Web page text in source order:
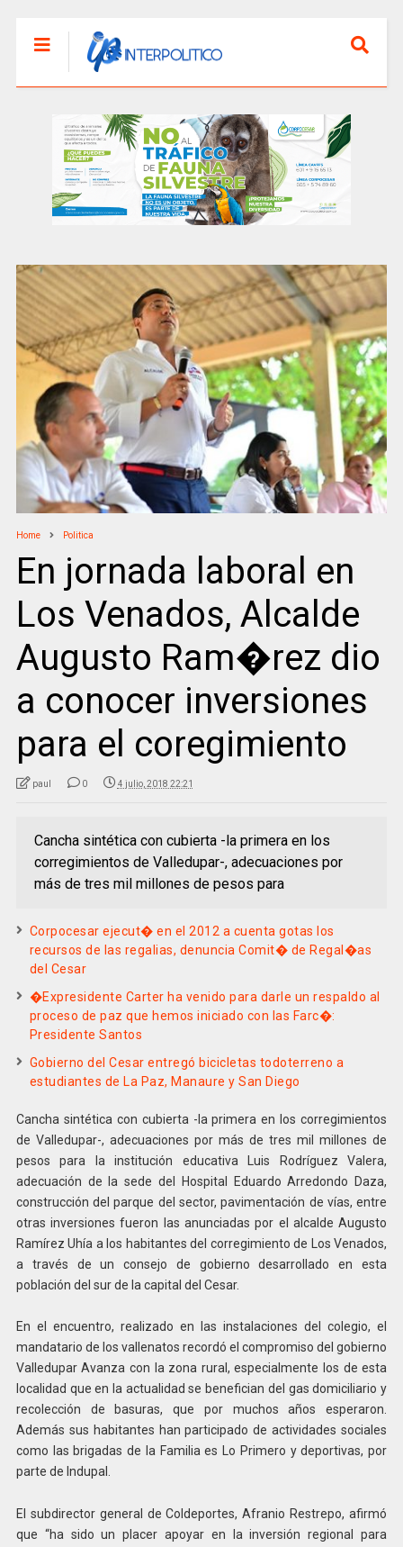
Home Politica
En jornada laboral en
Los Venados, Alcalde
Augusto Ram�rez dio
a conocer inversiones
para el coregimiento
paul 0 4 julio, 2018 22:21
Cancha sintética con cubierta -la primera en los
corregimientos de Valledupar-, adecuaciones por
más de tres mil millones de pesos para
Corpocesar ejecut� en el 2012 a cuenta gotas los
recursos de las regalias, denuncia Comit� de Regal�as
del Cesar
�Expresidente Carter ha venido para darle un respaldo al
proceso de paz que hemos iniciado con las Farc�:
Presidente Santos
Gobierno del Cesar entregó bicicletas todoterreno a
estudiantes de La Paz, Manaure y San Diego
Cancha sintética con cubierta -la primera en los corregimientos
de Valledupar-, adecuaciones por más de tres mil millones de
pesos para la institución educativa Luis Rodríguez Valera,
adecuación de la sede del Hospital Eduardo Arredondo Daza,
construcción del parque del sector, pavimentación de vías, entre
otras inversiones fueron las anunciadas por el alcalde Augusto
Ramírez Uhía a los habitantes del corregimiento de Los Venados,
a través de un consejo de gobierno desarrollado en esta
población del sur de la capital del Cesar.
En el encuentro, realizado en las instalaciones del colegio, el
mandatario de los vallenatos recordó el compromiso del gobierno
Valledupar Avanza con la zona rural, especialmente los de esta
localidad que en la actualidad se benefician del gas domiciliario y
recolección de basuras, que por muchos años esperaron.
Además sus habitantes han participado de actividades sociales
como las brigadas de la Familia es Lo Primero y deportivas, por
parte de Indupal.
El subdirector general de Coldeportes, Afranio Restrepo, afirmó
que “ha sido un placer apoyar en la inversión regional para